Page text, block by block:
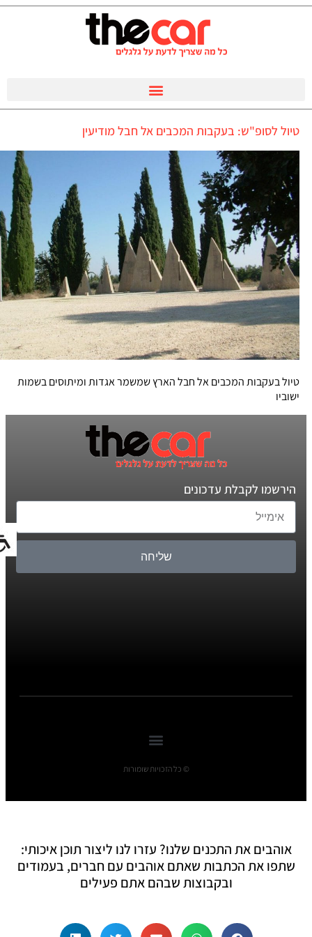
טיול לסופ"ש: בעקבות המכבים אל חבל מודיעין
טיול בעקבות המכבים אל חבל הארץ שמשמר אגדות ומיתוסים בשמות
ישוביו
הירשמו לקבלת עדכונים
שליחה
© כל הזכויות שומורות
אוהבים את התכנים שלנו? עזרו לנו ליצור תוכן איכותי:
שתפו את הכתבות שאתם אוהבים עם חברים, בעמודים
ובקבוצות שבהם אתם פעילים